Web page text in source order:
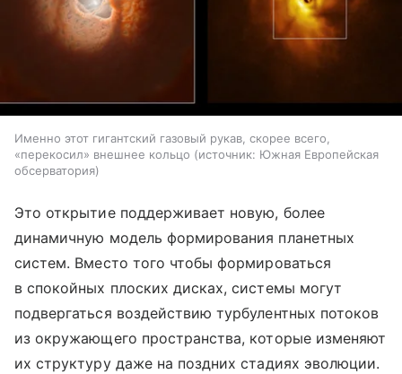
Именно этот гигантский газовый рукав, скорее всего,
«перекосил» внешнее кольцо
источник: Южная Европейская
обсерватория
Это открытие поддерживает новую, более
динамичную модель формирования планетных
систем. Вместо того чтобы формироваться
в спокойных плоских дисках, системы могут
подвергаться воздействию турбулентных потоков
из окружающего пространства, которые изменяют
их структуру даже на поздних стадиях эволюции.